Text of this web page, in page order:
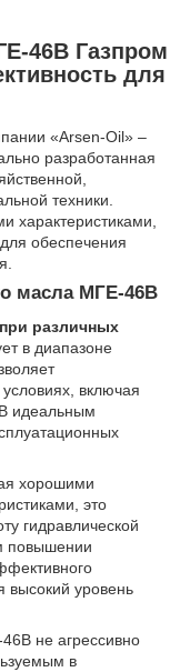
46В Газпром
для
«Arsen-Oil» –
разработанная
техники.
характеристиками,
обеспечения
масла МГЕ-46В
различных
в диапазоне
включая
идеальным
хорошими
это
гидравлической
повышении
высокий уровень
не агрессивно
в